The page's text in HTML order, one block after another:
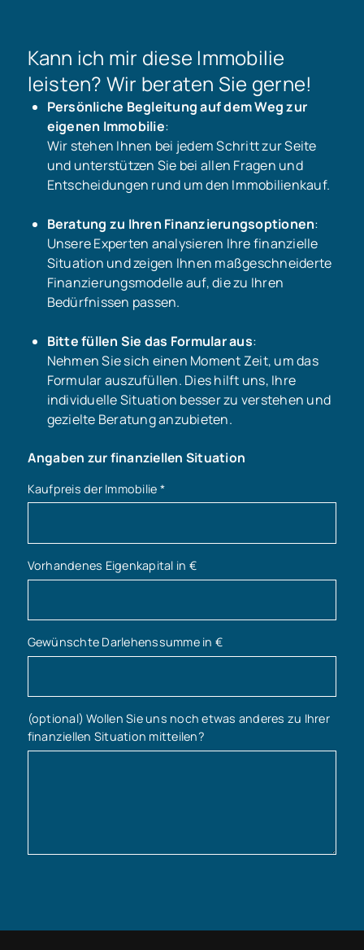
Kann ich mir diese Immobilie
leisten? Wir beraten Sie gerne!
Persönliche Begleitung auf dem Weg zur
eigenen Immobilie:
Wir stehen Ihnen bei jedem Schritt zur Seite
und unterstützen Sie bei allen Fragen und
Entscheidungen rund um den Immobilienkauf.
Beratung zu Ihren Finanzierungsoptionen:
Unsere Experten analysieren Ihre finanzielle
Situation und zeigen Ihnen maßgeschneiderte
Finanzierungsmodelle auf, die zu Ihren
Bedürfnissen passen.
Bitte füllen Sie das Formular aus:
Nehmen Sie sich einen Moment Zeit, um das
Formular auszufüllen. Dies hilft uns, Ihre
individuelle Situation besser zu verstehen und
gezielte Beratung anzubieten.
Angaben zur finanziellen Situation
Kaufpreis der Immobilie *
Vorhandenes Eigenkapital in €
Gewünschte Darlehenssumme in €
(optional) Wollen Sie uns noch etwas anderes zu Ihrer
finanziellen Situation mitteilen?